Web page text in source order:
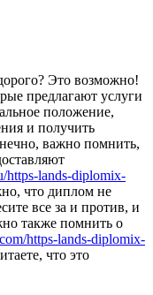
Это возможно!
предлагают услуги
положение,
и получить
важно помнить,
https-lands-diplomix-
что диплом не
все за и против, и
также помнить о
https-lands-diplomix-
что это